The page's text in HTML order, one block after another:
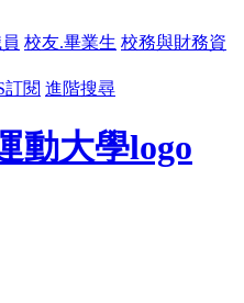
校友.畢業生 校務與財務資
訂閱 進階搜尋